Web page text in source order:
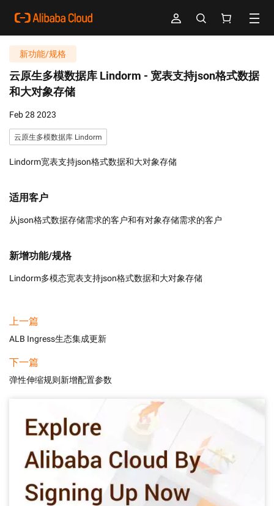
新功能/规格
云原生多模数据库 Lindorm - 宽表支持json格式数据
和大对象存储
Feb 28 2023
云原生多模数据库 Lindorm
Lindorm宽表支持json格式数据和大对象存储
适用客户
从json格式数据存储需求的客户和有对象存储需求的客户
新增功能/规格
Lindorm多模态宽表支持json格式数据和大对象存储
上一篇
ALB Ingress生态集成更新
下一篇
弹性伸缩规则新增配置参数